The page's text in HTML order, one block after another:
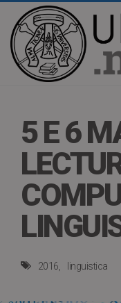
5 E 6
2016 linguistica